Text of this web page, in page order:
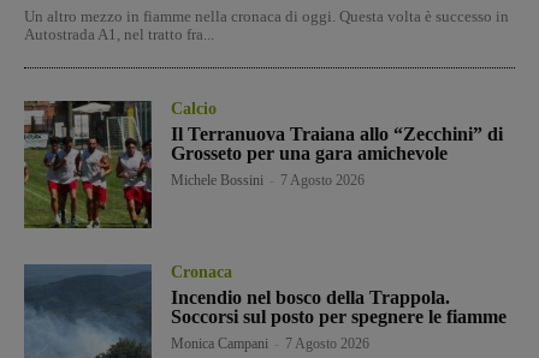
Un altro mezzo in fiamme nella cronaca di oggi. Questa volta è successo in
Autostrada A1, nel tratto fra...
Calcio
Il Terranuova Traiana allo “Zecchini” di
Grosseto per una gara amichevole
Michele Bossini 7 Agosto 2026
Cronaca
Incendio nel bosco della Trappola.
Soccorsi sul posto per spegnere le fiamme
Monica Campani 7 Agosto 2026